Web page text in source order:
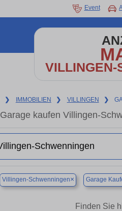
Event
VILLINGEN-
❯ IMMOBILIEN ❯ VILLINGEN ❯
Garage kaufen Villingen-
Villingen-Schwenningen× Garage
Finden Sie